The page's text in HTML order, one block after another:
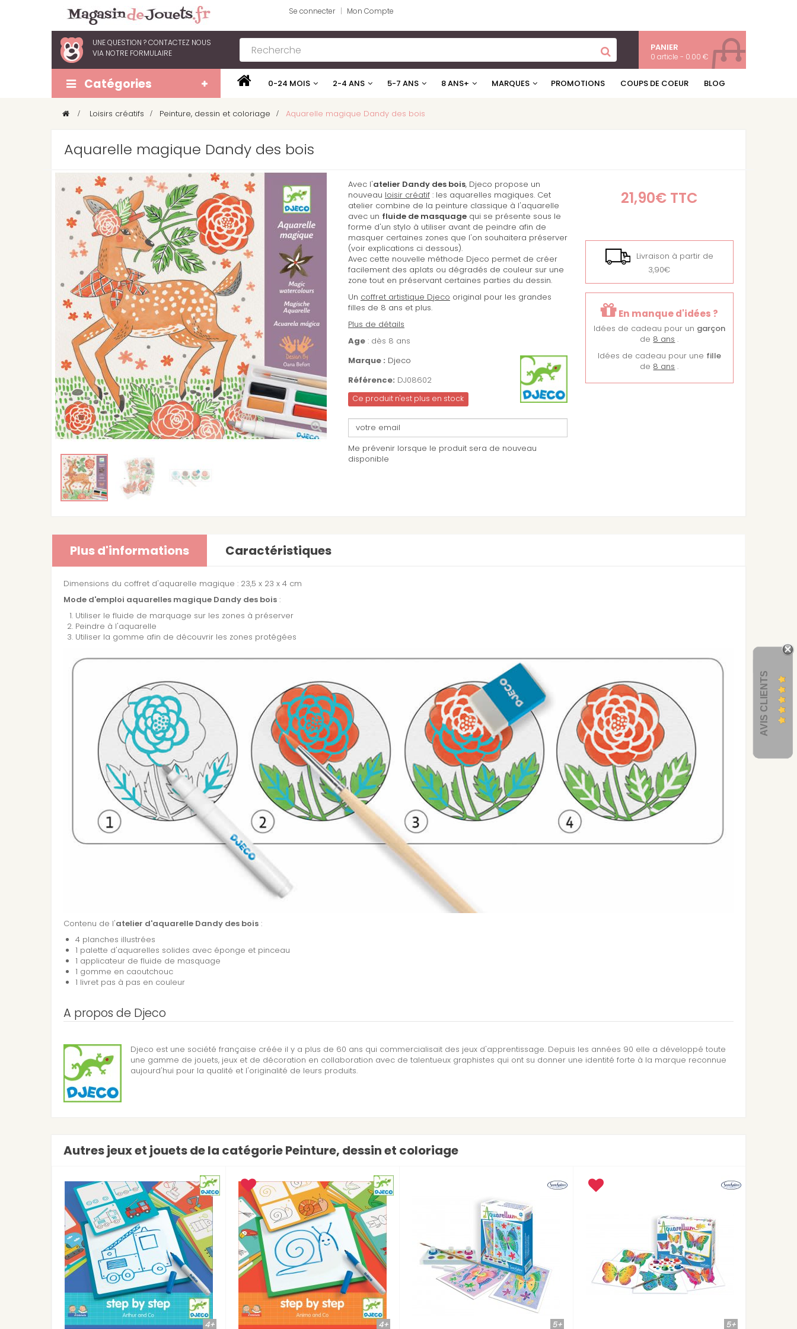
Se connecter Mon Compte
UNE QUESTION ?CONTACTEZ NOUS
VIA NOTRE FORMULAIRE
PANIER
0 article - 0.00 €
Catégories 0-24 MOIS 2-4 ANS 5-7 ANS 8 ANS+ MARQUES PROMOTIONS COUPS DE COEUR BLOG
> Loisirs créatifs > Peinture, dessin et coloriage > Aquarelle magique Dandy des bois
Aquarelle magique Dandy des bois
Avec l'atelier Dandy des bois, Djeco propose un
nouveau loisir créatif : les aquarelles magiques. Cet
atelier combine de la peinture classique à l'aquarelle
avec un fluide de masquage qui se présente sous le
forme d'un stylo à utiliser avant de peindre afin de
masquer certaines zones que l'on souhaitera préserver
(voir explications ci dessous).
Avec cette nouvelle méthode Djeco permet de créer
facilement des aplats ou dégradés de couleur sur une
zone tout en préservant certaines parties du dessin.
Un coffret artistique Djeco original pour les grandes
filles de 8 ans et plus.
Plus de détails
Age : dès 8 ans
Marque : Djeco
Référence: DJ08602
Ce produit n'est plus en stock
Me prévenir lorsque le produit sera de nouveau
disponible
21,90€TTC
Livraison à partir de
3,90€
En manque d'idées ?
Idées de cadeau pour un garçon
de 8 ans .
Idées de cadeau pour une fille
de 8 ans .
Plus d'informations Caractéristiques
Dimensions du coffret d'aquarelle magique : 23,5 x 23 x 4 cm
Mode d'emploi aquarelles magique Dandy des bois :
Utiliser le fluide de marquage sur les zones à préserver
Peindre à l'aquarelle
Utiliser la gomme afin de découvrir les zones protégées
Contenu de l'atelier d'aquarelle Dandy des bois :
4 planches illustrées
1 palette d'aquarelles solides avec éponge et pinceau
1 applicateur de fluide de masquage
1 gomme en caoutchouc
1 livret pas à pas en couleur
A propos de Djeco
Djeco est une société française créée il y a plus de 60 ans qui commercialisait des jeux d'apprentissage. Depuis les années 90 elle a développé toute
une gamme de jouets, jeux et de décoration en collaboration avec de talentueux graphistes qui ont su donner une identité forte à la marque reconnue
aujourd'hui pour la qualité et l'originalité de leurs produits.
Autres jeux et jouets de la catégorie Peinture, dessin et coloriage
7+ 8+ 8+ 7+
AVIS CLIENTS